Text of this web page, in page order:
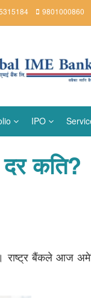
9801000860
IPO
दर कति?
राष्ट्र बैंकले आज